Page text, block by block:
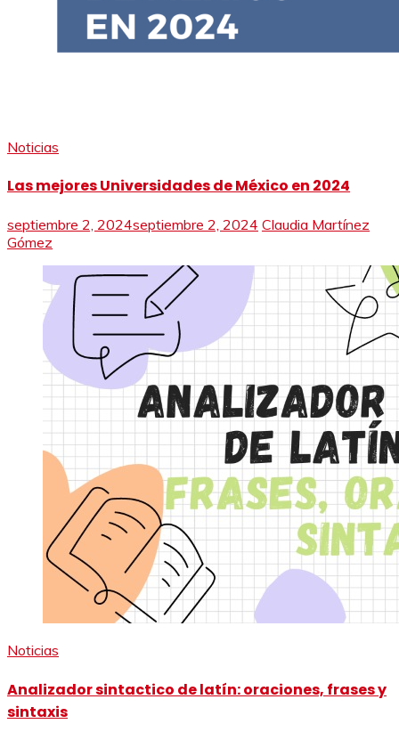
Noticias
Las mejores Universidades de México en 2024
septiembre 2, 2024septiembre 2, 2024 Claudia Martínez
Gómez
Noticias
Analizador sintactico de latín: oraciones, frases y
sintaxis